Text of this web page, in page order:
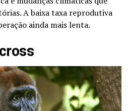
A baixa taxa reprodutiva
ainda mais lenta.